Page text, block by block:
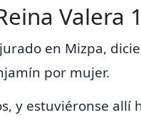
Valera
en Mizpa,
por mujer.
y estuviéronse allí